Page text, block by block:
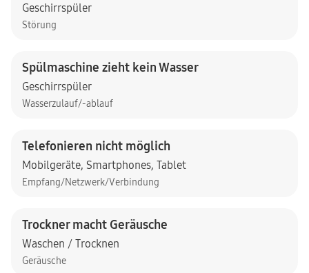
Geschirrspüler
Störung
Spülmaschine zieht kein Wasser
Geschirrspüler
Wasserzulauf/-ablauf
Telefonieren nicht möglich
Mobilgeräte, Smartphones, Tablet
Empfang/Netzwerk/Verbindung
Trockner macht Geräusche
Waschen / Trocknen
Geräusche